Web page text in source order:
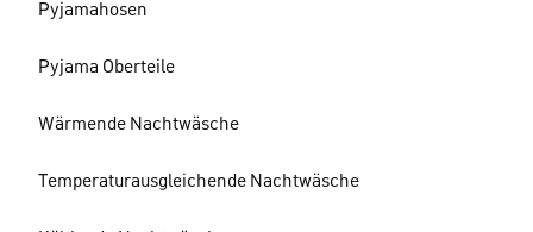
Pyjamahosen
Pyjama Oberteile
Wärmende Nachtwäsche
Temperaturausgleichende Nachtwäsche